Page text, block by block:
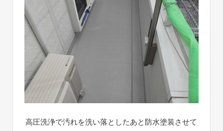
高圧洗浄で汚れを洗い落としたあと防水塗装させて